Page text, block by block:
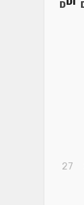
27